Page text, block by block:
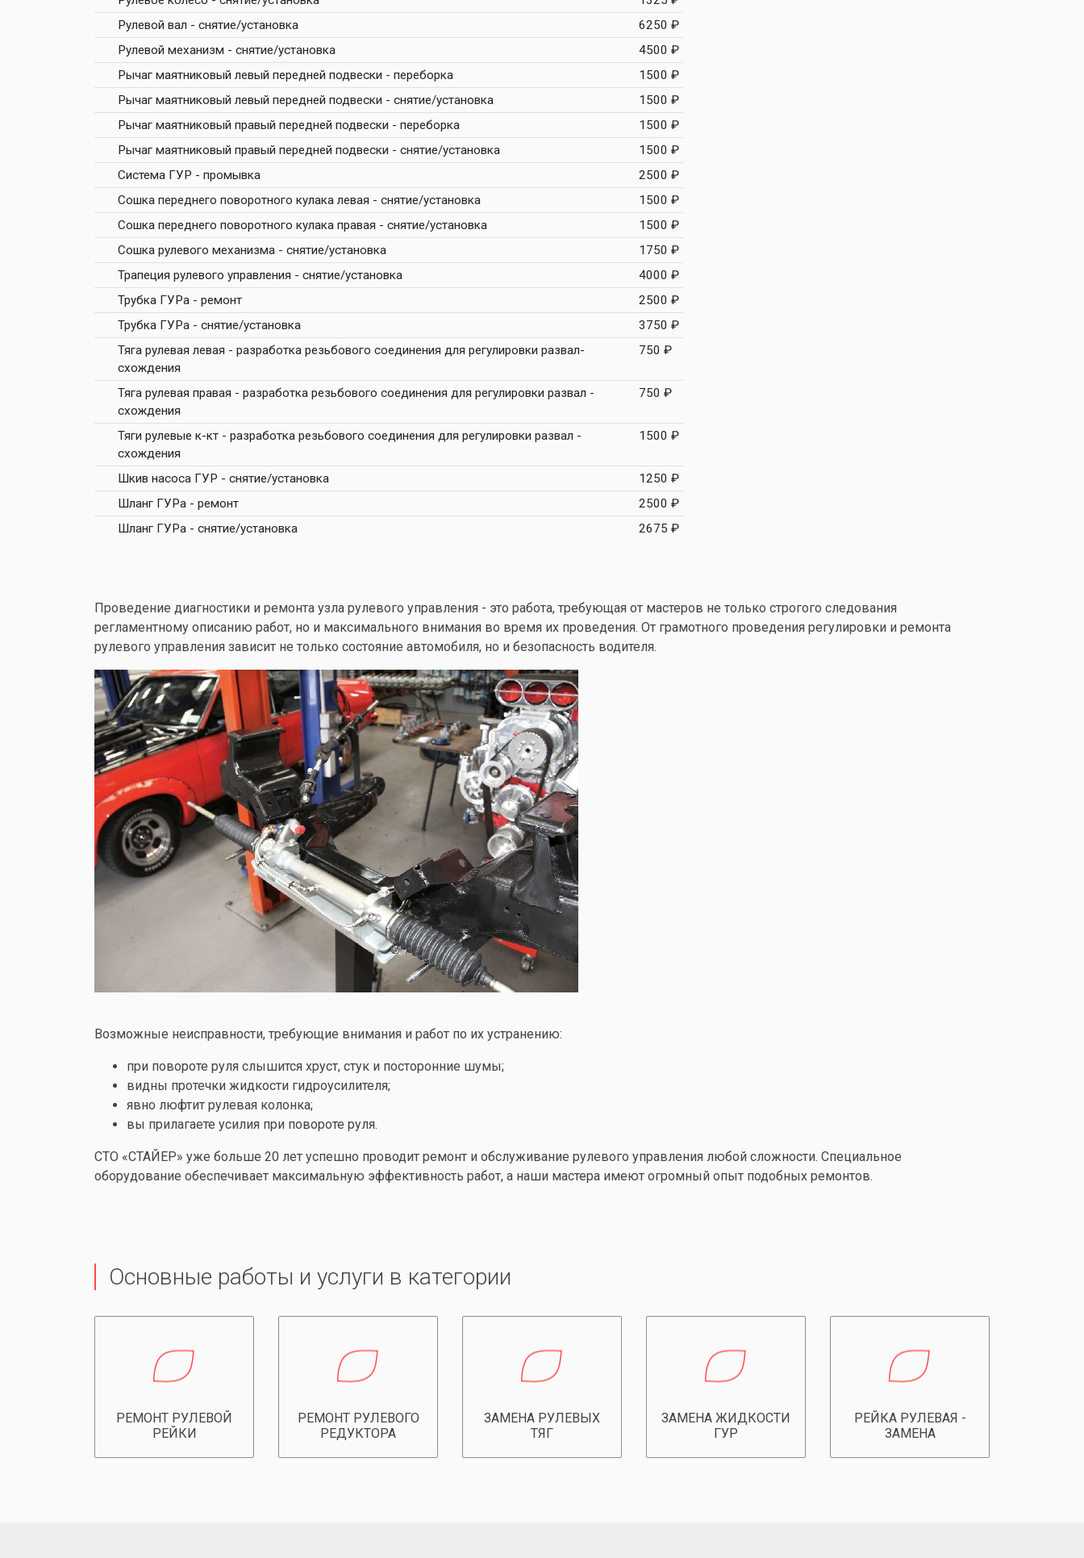
Рулевой вал - снятие/установка
6250 ₽
Рулевой механизм - снятие/установка
4500 ₽
Рычаг маятниковый левый передней подвески - переборка
1500 ₽
Рычаг маятниковый левый передней подвески - снятие/установка
1500 ₽
Рычаг маятниковый правый передней подвески - переборка
1500 ₽
Рычаг маятниковый правый передней подвески - снятие/установка
1500 ₽
Система ГУР - промывка
2500 ₽
Сошка переднего поворотного кулака левая - снятие/установка
1500 ₽
Сошка переднего поворотного кулака правая - снятие/установка
1500 ₽
Сошка рулевого механизма - снятие/установка
1750 ₽
Трапеция рулевого управления - снятие/установка
4000 ₽
Трубка ГУРа - ремонт
2500 ₽
Трубка ГУРа - снятие/установка
3750 ₽
Тяга рулевая левая - разработка резьбового соединения для регулировки развал-
схождения
750 ₽
Тяга рулевая правая - разработка резьбового соединения для регулировки развал -
схождения
750 ₽
Тяги рулевые к-кт - разработка резьбового соединения для регулировки развал -
схождения
1500 ₽
Шкив насоса ГУР - снятие/установка
1250 ₽
Шланг ГУРа - ремонт
2500 ₽
Шланг ГУРа - снятие/установка
2675 ₽
Проведение диагностики и ремонта узла рулевого управления - это работа, требующая от мастеров не только строгого следования
регламентному описанию работ, но и максимального внимания во время их проведения. От грамотного проведения регулировки и ремонта
рулевого управления зависит не только состояние автомобиля, но и безопасность водителя.
Возможные неисправности, требующие внимания и работ по их устранению:
при повороте руля слышится хруст, стук и посторонние шумы;
видны протечки жидкости гидроусилителя;
явно люфтит рулевая колонка;
вы прилагаете усилия при повороте руля.
СТО «СТАЙЕР» уже больше 20 лет успешно проводит ремонт и обслуживание рулевого управления любой сложности. Специальное
оборудование обеспечивает максимальную эффективность работ, а наши мастера имеют огромный опыт подобных ремонтов.
Основные работы и услуги в категории
РЕМОНТ РУЛЕВОЙ
РЕЙКИ
РЕМОНТ РУЛЕВОГО
РЕДУКТОРА
ЗАМЕНА РУЛЕВЫХ
ТЯГ
ЗАМЕНА ЖИДКОСТИ
ГУР
РЕЙКА РУЛЕВАЯ -
ЗАМЕНА